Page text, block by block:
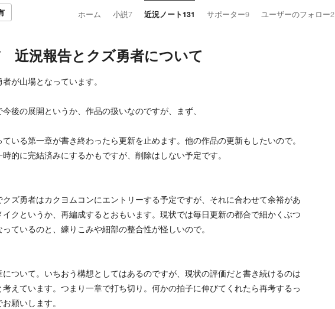
ホーム 小説7 近況ノート131 サポーター9 ユーザーのフォロー2
近況報告とクズ勇者について
が山場となっています。
後の展開というか、作品の扱いなのですが、まず、
いる第一章が書き終わったら更新を止めます。他の作品の更新もしたいので。
時的に完結済みにするかもですが、削除はしない予定です。
ズ勇者はカクヨムコンにエントリーする予定ですが、それに合わせて余裕があ
イクというか、再編成するとおもいます。現状では毎日更新の都合で細かくぶつ
ているのと、練りこみや細部の整合性が怪しいので。
ついて。いちおう構想としてはあるのですが、現状の評価だと書き続けるのは
考えています。つまり一章で打ち切り。何かの拍子に伸びてくれたら再考するっ
願いします。